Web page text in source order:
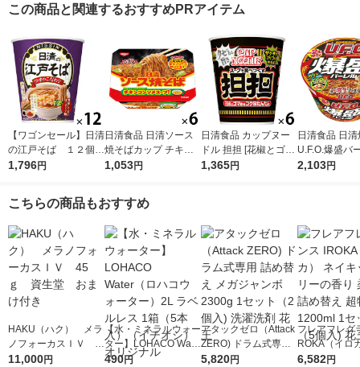
この商品と関連するおすすめPRアイテム
【ワゴンセール】日清
の江戸そば １２個
日清食品
1,796円
日清食品 日清ソース
焼そばカップ チキン
コンソメスープ付き 6
1,053円
日清食品 カップヌー
ドル 担担 [花椒とゴマ
香るコク旨たんたん]
1,365円
日清食品 日
U.F.O.爆盛バ
23g 1セット
2,103円
こちらの商品もおすすめ
HAKU（ハク） メラ
ノフォーカスＩＶ 4
5ｇ 資生堂 おまけ
11,000円
【水・ミネラルウォー
ター】LOHACO Wate
r（ロハコウォータ
490円
アタックゼロ（Attack
ZERO) ドラム式専用
詰め替え メガジャン
5,820円
フレアフレグ
ROKA（イロ
イキッドリリ
6,582円